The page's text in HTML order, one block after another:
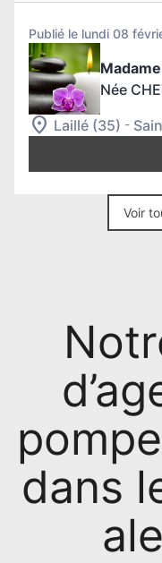
Publié le lundi 08
Madame
Née
Laillé (35) -
Voir
dans